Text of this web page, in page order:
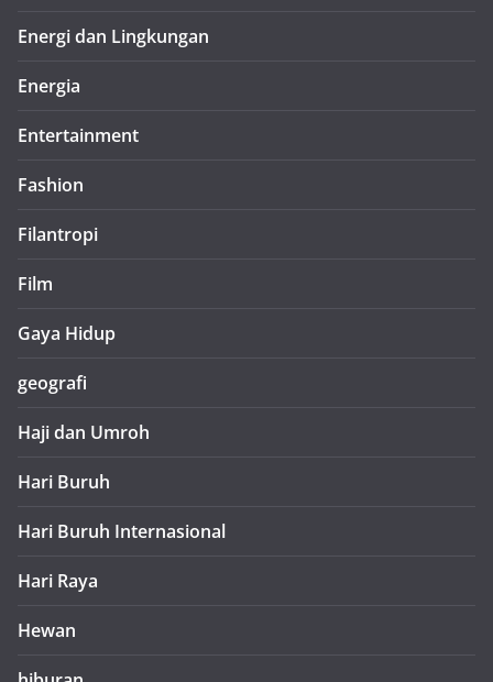
Energi dan Lingkungan
Energia
Entertainment
Fashion
Filantropi
Film
Gaya Hidup
geografi
Haji dan Umroh
Hari Buruh
Hari Buruh Internasional
Hari Raya
Hewan